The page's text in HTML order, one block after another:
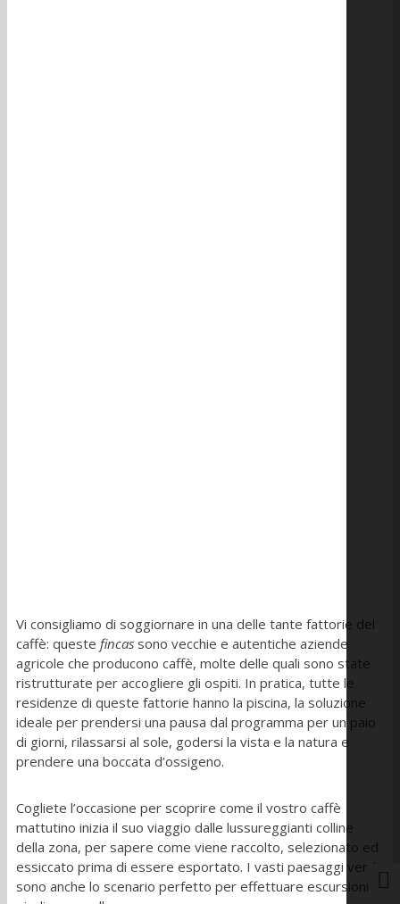
Vi consigliamo di soggiornare in una delle tante fattorie del
caffè: queste fincas sono vecchie e autentiche aziende
agricole che producono caffè, molte delle quali sono state
ristrutturate per accogliere gli ospiti. In pratica, tutte le
residenze di queste fattorie hanno la piscina, la soluzione
ideale per prendersi una pausa dal programma per un paio
di giorni, rilassarsi al sole, godersi la vista e la natura e
prendere una boccata d’ossigeno.
Cogliete l’occasione per scoprire come il vostro caffè
mattutino inizia il suo viaggio dalle lussureggianti colline
della zona, per sapere come viene raccolto, selezionato ed
essiccato prima di essere esportato. I vasti paesaggi verdi
sono anche lo scenario perfetto per effettuare escursioni a